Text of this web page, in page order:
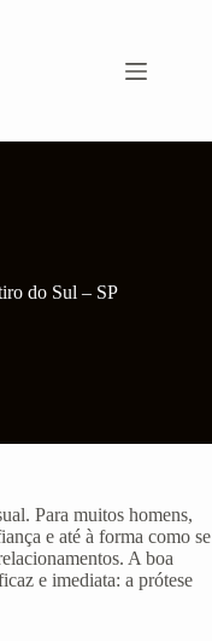
do Sul – SP
Para muitos homens,
e até à forma como se
A boa
e imediata: a prótese